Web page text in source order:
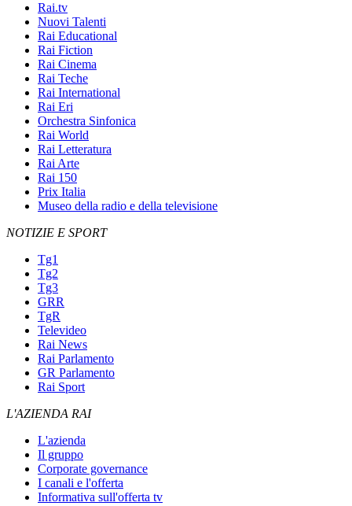
Rai.tv
Nuovi Talenti
Rai Educational
Rai Fiction
Rai Cinema
Rai Teche
Rai International
Rai Eri
Orchestra Sinfonica
Rai World
Rai Letteratura
Rai Arte
Rai 150
Prix Italia
Museo della radio e della televisione
NOTIZIE E SPORT
Tg1
Tg2
Tg3
GRR
TgR
Televideo
Rai News
Rai Parlamento
GR Parlamento
Rai Sport
L'AZIENDA RAI
L'azienda
Il gruppo
Corporate governance
I canali e l'offerta
Informativa sull'offerta tv